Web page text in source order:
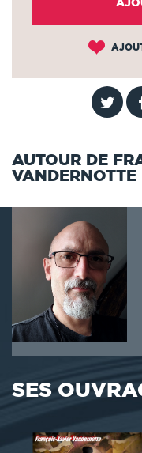
AUTOUR DE
VANDERNOTTE
SES